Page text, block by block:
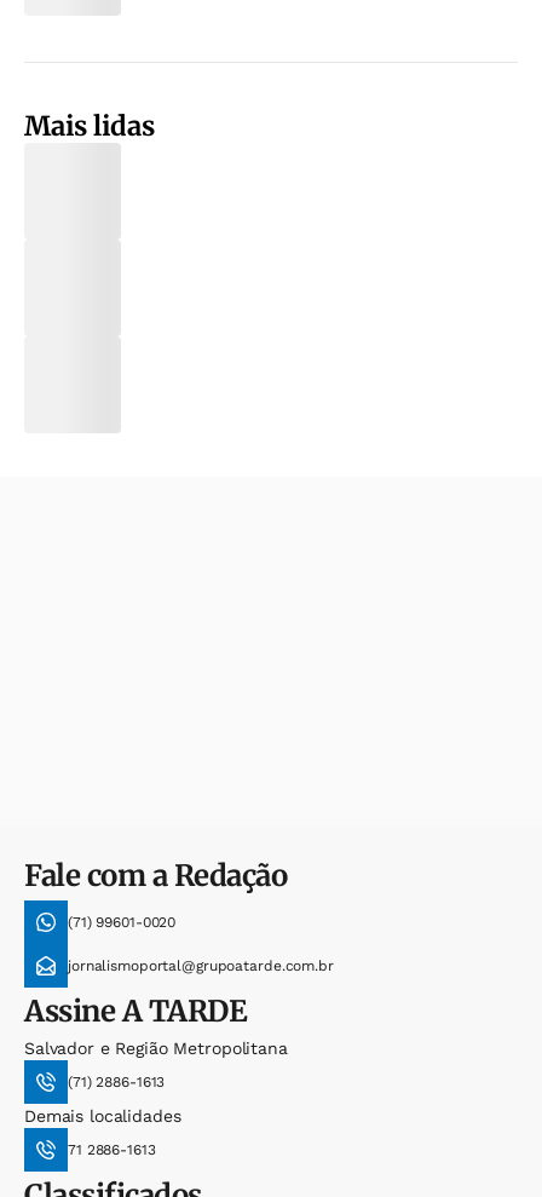
Mais lidas
Fale com a Redação
(71) 99601-0020
jornalismoportal@grupoatarde.com.br
AssineA TARDE
Salvador e Região Metropolitana
(71) 2886-1613
Demais localidades
71 2886-1613